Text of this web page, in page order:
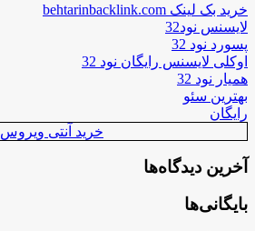
خرید بک لینک behtarinbacklink.com
لایسنس نود32
پسورد نود 32
اوکلی لایسنس رایگان نود 32
همیار نود 32
بهترین سئو
رایگان
خرید آنتی ویروس
آخرین دیدگاه‌ها
بایگانی‌ها